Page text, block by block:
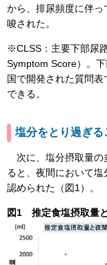
から、排尿頻度に伴
唆された。
※CLSS：主要下部尿
Symptom Score）。
国で開発された質問
できる。
塩分をとり過ぎ
次に、塩分摂取量の
ると、夜間において
認められた（図1）。
図1 推定食塩摂取量